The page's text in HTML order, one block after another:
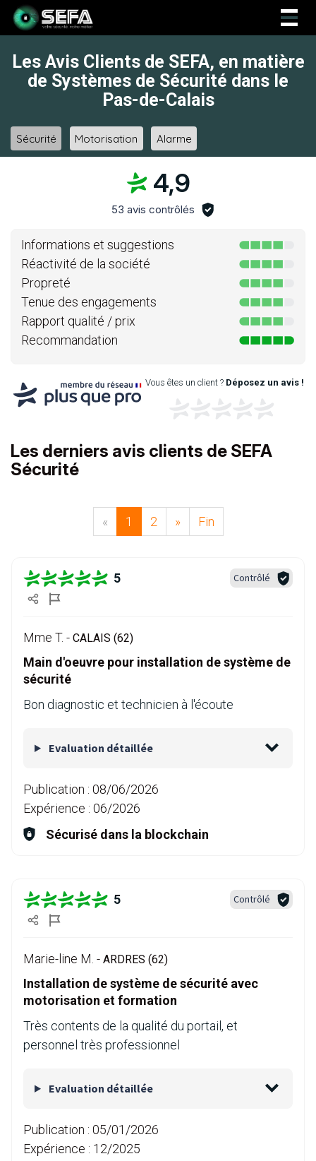
Les Avis Clients de SEFA, en matière
de Systèmes de Sécurité dans le
Pas-de-Calais
Sécurité Motorisation Alarme
4,9
53 avis contrôlés
Informations et suggestions
Réactivité de la société
Propreté
Tenue des engagements
Rapport qualité / prix
Recommandation
Vous êtes un client ? Déposez un avis !
Les derniers avis clients de SEFA
Sécurité
« 1 2 » Fin
5 Contrôlé
Mme T. - CALAIS (62)
Main d'oeuvre pour installation de système de
sécurité
Bon diagnostic et technicien à l'écoute
Evaluation détaillée
Publication : 08/06/2026
Expérience : 06/2026
Sécurisé dans la blockchain
5 Contrôlé
Marie-line M. - ARDRES (62)
Installation de système de sécurité avec
motorisation et formation
Très contents de la qualité du portail, et
personnel très professionnel
Evaluation détaillée
Publication : 05/01/2026
Expérience : 12/2025